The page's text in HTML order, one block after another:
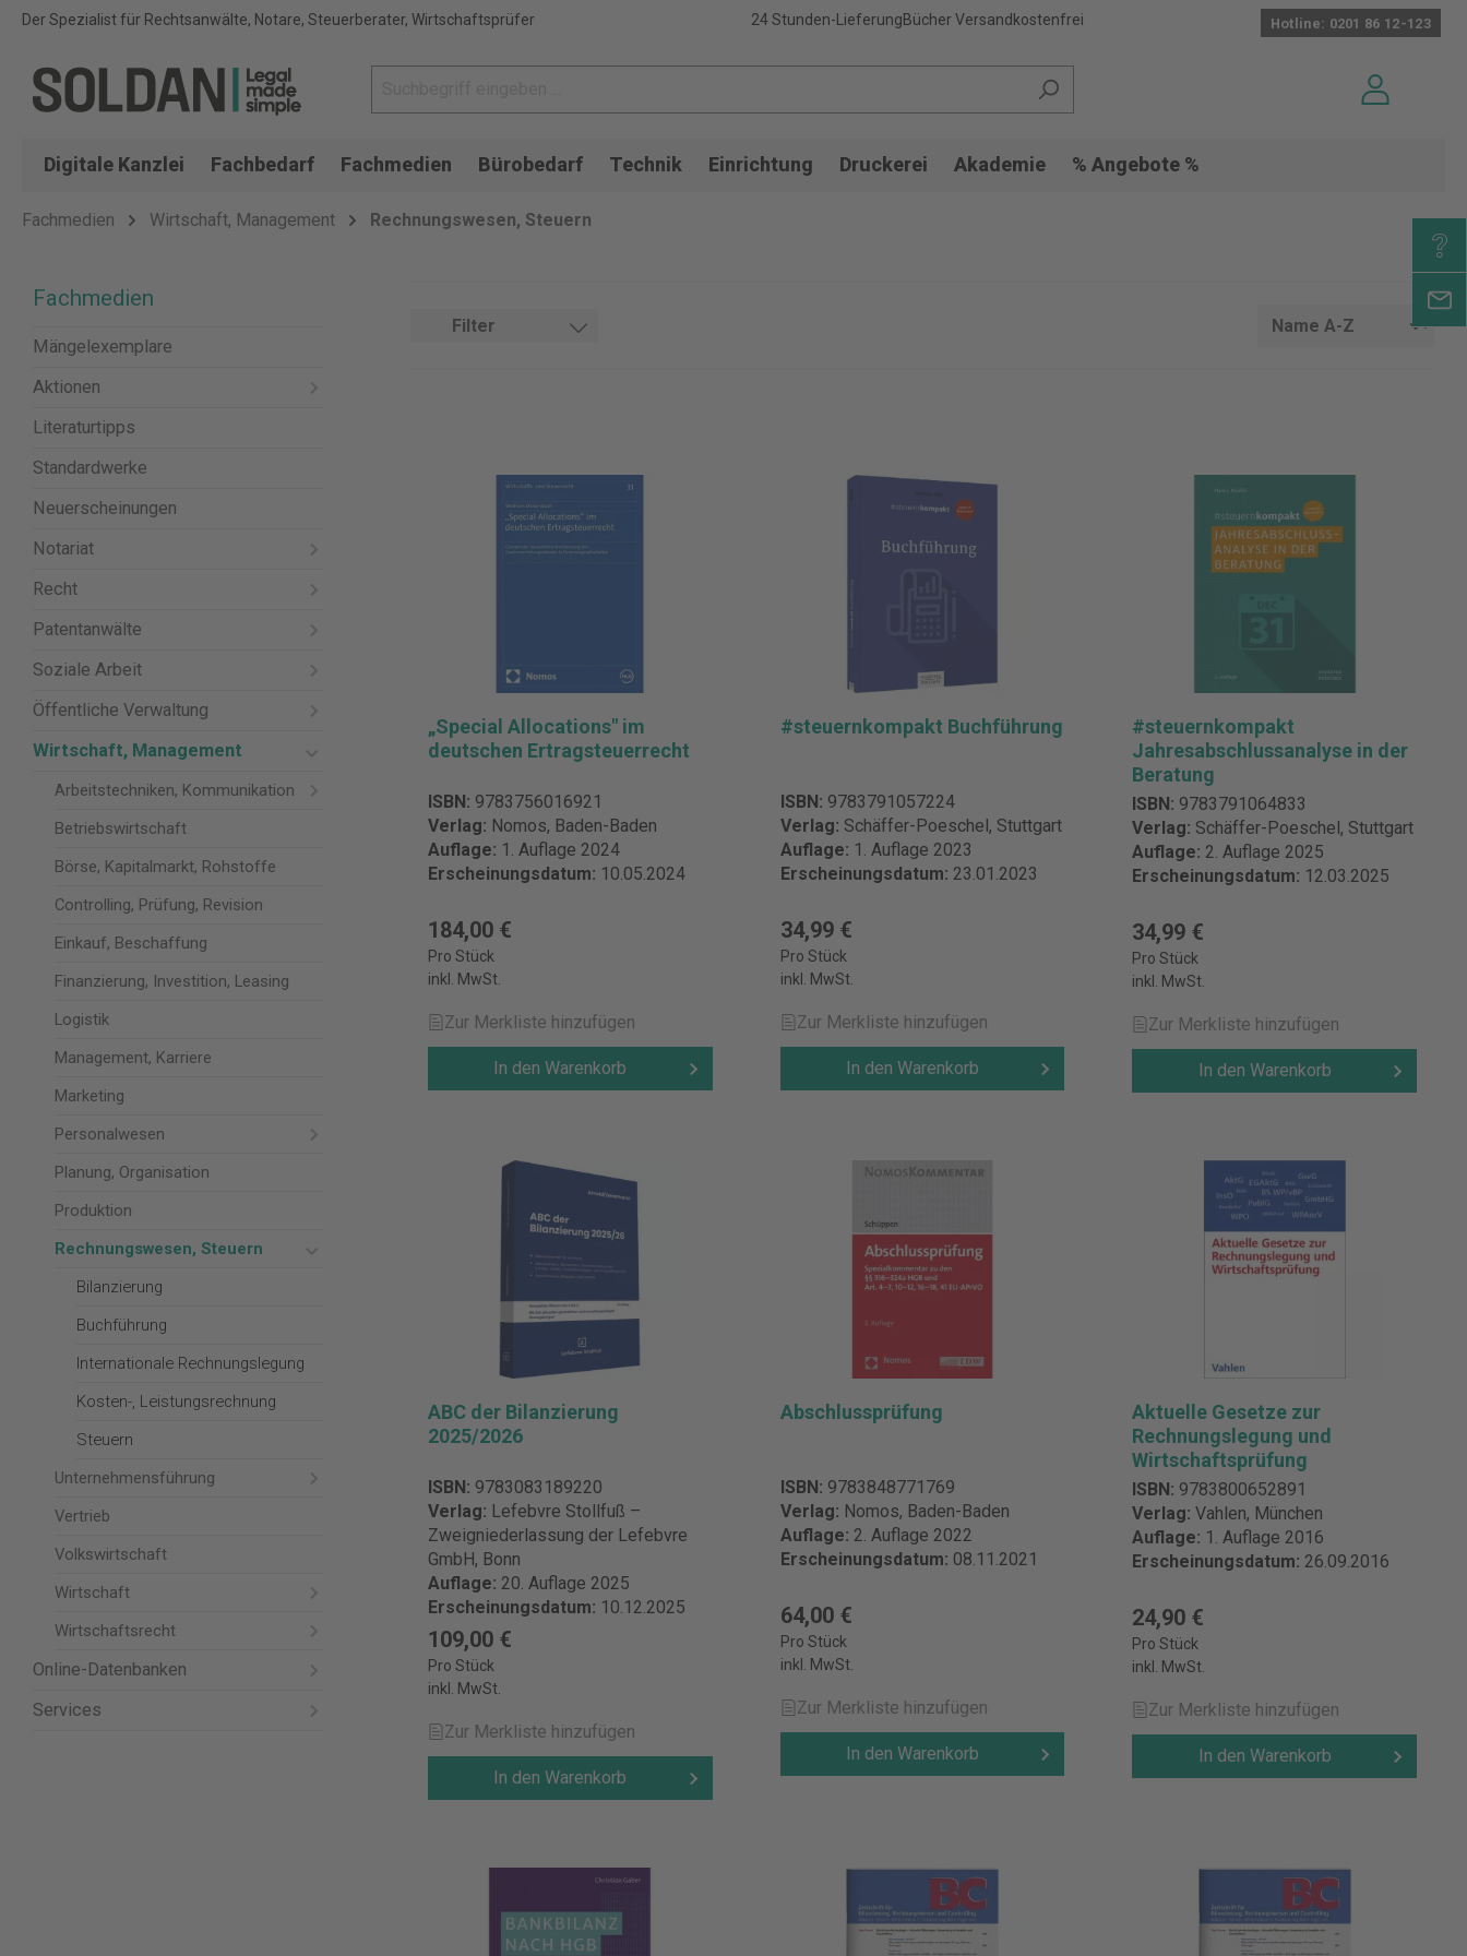
Der Spezialist für Rechtsanwälte, Notare, Steuerberater, Wirtschaftsprüfer 24 Stunden-LieferungBücher Versandkostenfrei Hotline: 0201 86 12-123
Digitale Kanzlei Fachbedarf Fachmedien Bürobedarf Technik Einrichtung Druckerei Akademie % Angebote %
Fachmedien Wirtschaft, Management Rechnungswesen, Steuern
Fachmedien
Mängelexemplare
Aktionen
Literaturtipps
Standardwerke
Neuerscheinungen
Notariat
Recht
Patentanwälte
Soziale Arbeit
Öffentliche Verwaltung
Wirtschaft, Management
Arbeitstechniken, Kommunikation
Betriebswirtschaft
Börse, Kapitalmarkt, Rohstoffe
Controlling, Prüfung, Revision
Einkauf, Beschaffung
Finanzierung, Investition, Leasing
Logistik
Management, Karriere
Marketing
Personalwesen
Planung, Organisation
Produktion
Rechnungswesen, Steuern
Bilanzierung
Buchführung
Internationale Rechnungslegung
Kosten-, Leistungsrechnung
Steuern
Unternehmensführung
Vertrieb
Volkswirtschaft
Wirtschaft
Wirtschaftsrecht
Online-Datenbanken
Services
Filter
„Special Allocations" im
deutschen Ertragsteuerrecht
ISBN: 9783756016921
Verlag: Nomos, Baden-Baden
Auflage: 1. Auflage 2024
Erscheinungsdatum: 10.05.2024
184,00 €
Pro Stück
inkl. MwSt.
Zur Merkliste hinzufügen
In den Warenkorb
#steuernkompakt Buchführung
ISBN: 9783791057224
Verlag: Schäffer-Poeschel, Stuttgart
Auflage: 1. Auflage 2023
Erscheinungsdatum: 23.01.2023
34,99 €
Pro Stück
inkl. MwSt.
Zur Merkliste hinzufügen
In den Warenkorb
#steuernkompakt
Jahresabschlussanalyse in der
Beratung
ISBN: 9783791064833
Verlag: Schäffer-Poeschel, Stuttgart
Auflage: 2. Auflage 2025
Erscheinungsdatum: 12.03.2025
34,99 €
Pro Stück
inkl. MwSt.
Zur Merkliste hinzufügen
In den Warenkorb
ABC der Bilanzierung
2025/2026
ISBN: 9783083189220
Verlag: Lefebvre Stollfuß –
Zweigniederlassung der Lefebvre
GmbH, Bonn
Auflage: 20. Auflage 2025
Erscheinungsdatum: 10.12.2025
109,00 €
Pro Stück
inkl. MwSt.
Zur Merkliste hinzufügen
In den Warenkorb
Abschlussprüfung
ISBN: 9783848771769
Verlag: Nomos, Baden-Baden
Auflage: 2. Auflage 2022
Erscheinungsdatum: 08.11.2021
64,00 €
Pro Stück
inkl. MwSt.
Zur Merkliste hinzufügen
In den Warenkorb
Aktuelle Gesetze zur
Rechnungslegung und
Wirtschaftsprüfung
ISBN: 9783800652891
Verlag:Vahlen, München
Auflage: 1. Auflage 2016
Erscheinungsdatum: 26.09.2016
24,90 €
Pro Stück
inkl. MwSt.
Zur Merkliste hinzufügen
In den Warenkorb